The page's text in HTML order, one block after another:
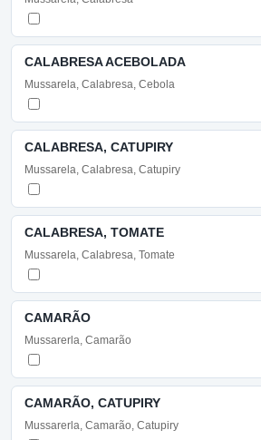
CALABRESA ACEBOLADA
Mussarela, Calabresa, Cebola
CALABRESA, CATUPIRY
Mussarela, Calabresa, Catupiry
CALABRESA, TOMATE
Mussarela, Calabresa, Tomate
CAMARÃO
Mussarerla, Camarão
CAMARÃO, CATUPIRY
Mussarerla, Camarão, Catupiry